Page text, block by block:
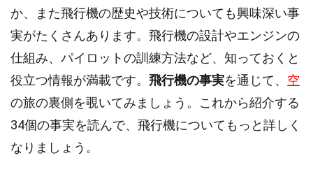
か、また飛行機の歴史や技術についても興味深い事
実がたくさんあります。飛行機の設計やエンジンの
仕組み、パイロットの訓練方法など、知っておくと
役立つ情報が満載です。 飛行機の事実を通じて、 空
の旅の裏側を覗いてみましょう。これから紹介する
34個の事実を読んで、飛行機についてもっと詳しく
なりましょう。